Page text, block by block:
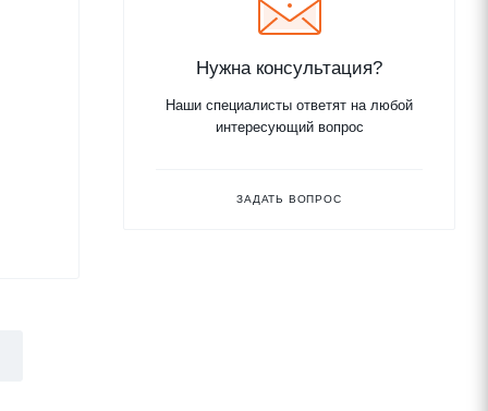
Нужна консультация?
Наши специалисты ответят на любой
интересующий вопрос
ЗАДАТЬ ВОПРОС